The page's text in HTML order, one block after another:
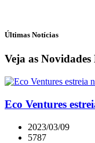
Últimas Notícias
Veja as Novidades
Eco Ventures
2023/03/09
5787